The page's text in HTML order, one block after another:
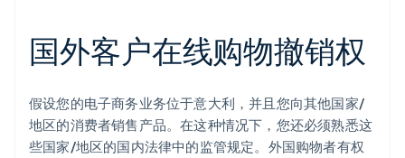
国外客户在线购物撤销权
假设您的电子商务业务位于意大利，并且您向其他国家/
地区的消费者销售产品。在这种情况下，您还必须熟悉这
些国家/地区的国内法律中的监管规定。外国购物者有权